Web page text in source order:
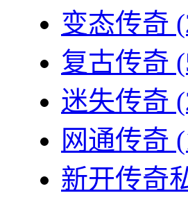
变态传奇
复古传奇
迷失传奇
网通传奇
新开传奇